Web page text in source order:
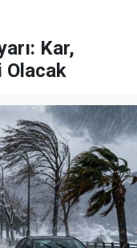
Kar,
Olacak